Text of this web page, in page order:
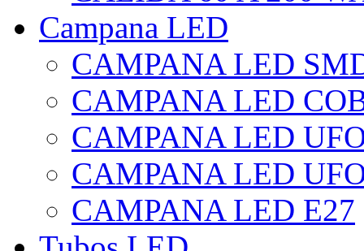
Campana LED
CAMPANA LED
CAMPANA LED
CAMPANA LED
CAMPANA LED
CAMPANA LED E27